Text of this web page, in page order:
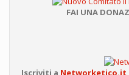
FAI UNA
Iscriviti a Networketico.it,